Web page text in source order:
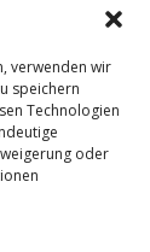
verwenden wir
speichern
Technologien
oder
Österreich